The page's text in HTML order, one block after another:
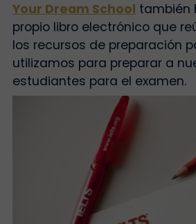
Your Dream School también
propio libro electrónico que
los recursos de preparación
utilizamos para preparar a
estudiantes para el examen.